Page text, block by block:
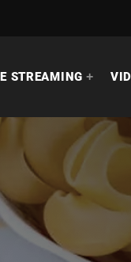
STREAMING